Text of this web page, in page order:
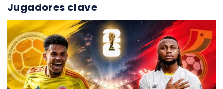
Jugadores clave